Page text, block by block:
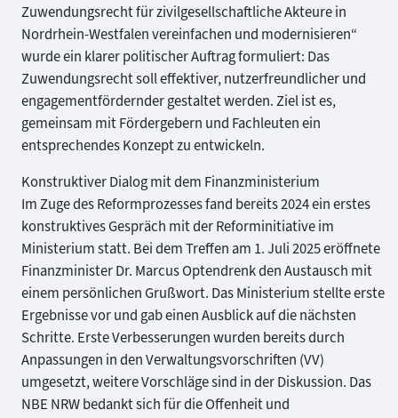
Zuwendungsrecht für zivilgesellschaftliche Akteure in
Nordrhein-Westfalen vereinfachen und modernisieren“
wurde ein klarer politischer Auftrag formuliert: Das
Zuwendungsrecht soll effektiver, nutzerfreundlicher und
engagementfördernder gestaltet werden. Ziel ist es,
gemeinsam mit Fördergebern und Fachleuten ein
entsprechendes Konzept zu entwickeln.
Konstruktiver Dialog mit dem Finanzministerium
Im Zuge des Reformprozesses fand bereits 2024 ein erstes
konstruktives Gespräch mit der Reforminitiative im
Ministerium statt. Bei dem Treffen am 1. Juli 2025 eröffnete
Finanzminister Dr. Marcus Optendrenk den Austausch mit
einem persönlichen Grußwort. Das Ministerium stellte erste
Ergebnisse vor und gab einen Ausblick auf die nächsten
Schritte. Erste Verbesserungen wurden bereits durch
Anpassungen in den Verwaltungsvorschriften (VV)
umgesetzt, weitere Vorschläge sind in der Diskussion. Das
NBE NRW bedankt sich für die Offenheit und